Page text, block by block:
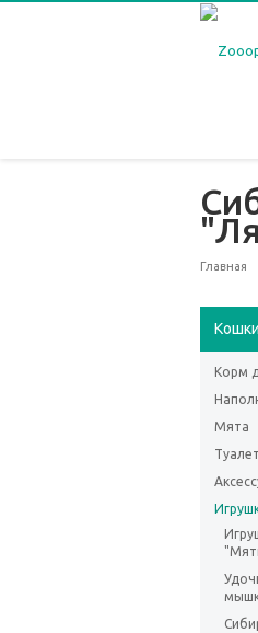
Главная
Кошки
Корм
Мята